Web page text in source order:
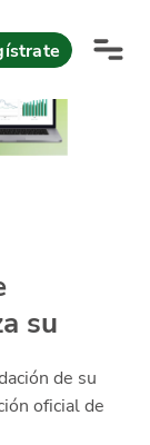
su
de su
oficial de